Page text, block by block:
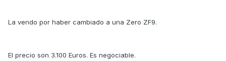
La vendo por haber cambiado a una Zero ZF9.
El precio son 3.100 Euros. Es negociable.